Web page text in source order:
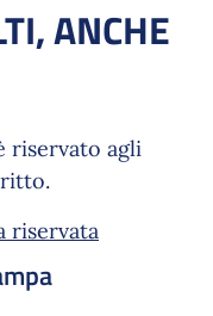
ANCHE
riservato agli
riservata